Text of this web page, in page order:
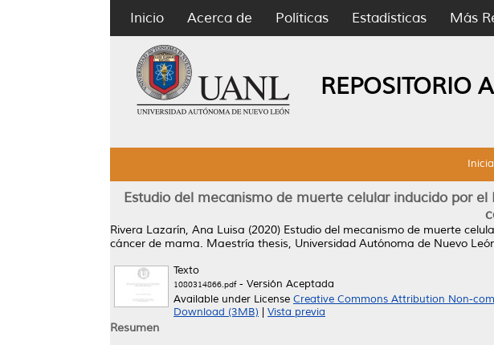
Inicio Acerca de Políticas Estadísticas Más
REPOSITORIO
Estudio del mecanismo de muerte celular inducido por
Rivera Lazarín, Ana Luisa (2020) Estudio del mecanismo de muerte
cáncer de mama. Maestría thesis, Universidad Autónoma de Nuevo
Texto
1080314866.pdf- Versión Aceptada
Available under License Creative Commons Attribution Non-
Download (3MB)
Vista previa
Resumen